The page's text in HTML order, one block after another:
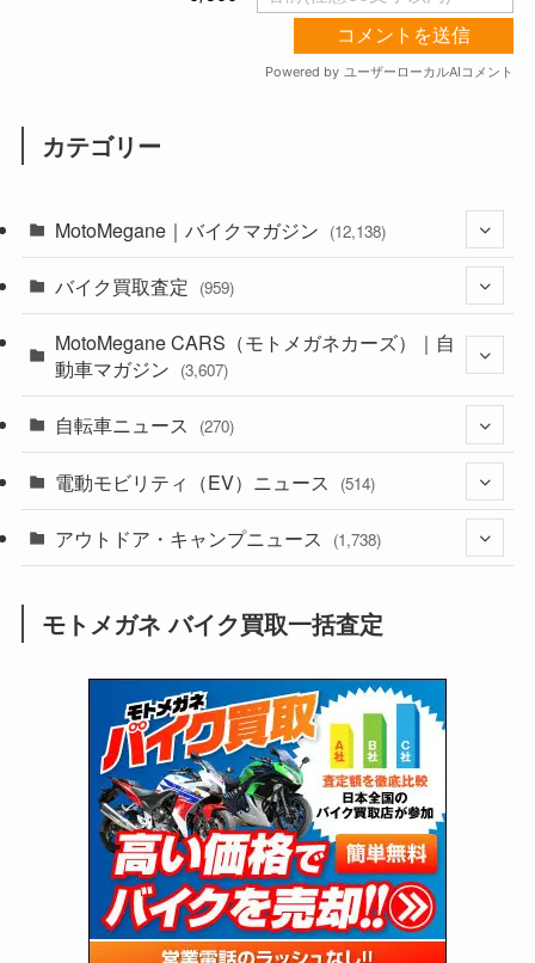
カテゴリー
MotoMegane｜バイクマガジン (12,138)
(44)
(1,243)
(639)
(118)
(60)
(31)
(51)
(34)
(5)
(12)
(64)
(109)
(252)
(38)
(24)
(16)
(25)
(24)
(47)
(15)
(5)
(249)
(64)
(16)
(62)
(4)
(6)
(17)
(5)
(306)
(6,958)
(2,474)
(249)
(1,226)
(12)
(131)
(38)
(131)
(167)
(85)
(21)
(61)
(171)
(98)
(13)
(60)
(274)
(171)
(38)
(47)
(59)
(66)
(16)
(141)
(255)
(204)
(1,142)
(166)
(23)
(33)
(34)
(35)
(41)
(415)
(16)
バイク買取査定 (959)
(352)
(1)
MotoMegane CARS（モトメガネカーズ）｜自
動車マガジン (3,607)
(186)
(137)
(74)
(2,744)
(126)
(170)
自転車ニュース (270)
(54)
(211)
電動モビリティ（EV）ニュース (514)
(132)
(171)
(118)
(27)
アウトドア・キャンプニュース (1,738)
(8)
(1,605)
(147)
(13)
(19)
(12)
(16)
モトメガネ バイク買取一括査定